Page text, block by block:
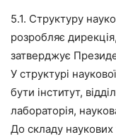
5.1. Структуру
розробляє
затверджує
У структурі
бути інститут,
лабораторія,
До складу